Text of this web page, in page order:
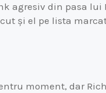
agresiv din pasa lui
și el pe lista
moment, dar